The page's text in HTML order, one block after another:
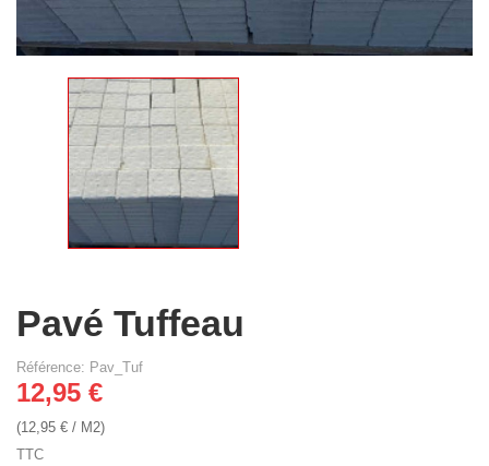
Pavé Tuffeau
Référence: Pav_Tuf
12,95 €
(12,95 € / M2)
TTC